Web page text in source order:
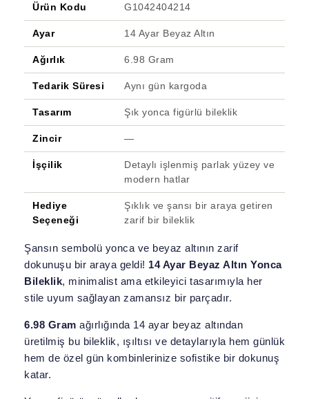
Ürün Kodu G1042404214
Ayar 14 Ayar Beyaz Altın
Ağırlık 6.98 Gram
Tedarik Süresi Aynı gün kargoda
Tasarım Şık yonca figürlü bileklik
Zincir —
İşçilik
Detaylı işlenmiş parlak yüzey ve
modern hatlar
Hediye
Seçeneği
Şıklık ve şansı bir araya getiren
zarif bir bileklik
Şansın sembolü yonca ve beyaz altının zarif
dokunuşu bir araya geldi! 14 Ayar Beyaz Altın Yonca
Bileklik, minimalist ama etkileyici tasarımıyla her
stile uyum sağlayan zamansız bir parçadır.
6.98 Gram ağırlığında 14 ayar beyaz altından
üretilmiş bu bileklik, ışıltısı ve detaylarıyla hem günlük
hem de özel gün kombinlerinize sofistike bir dokunuş
katar.